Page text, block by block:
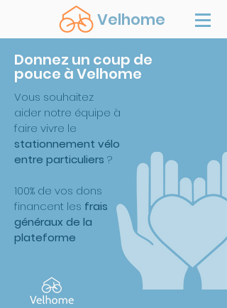
Velhome
Donnez un coup de
pouce à Velhome
Vous souhaitez
aider notre équipe à
faire vivre le
stationnement vélo
entre particuliers ?
100% de vos dons
financent les frais
généraux de la
plateforme